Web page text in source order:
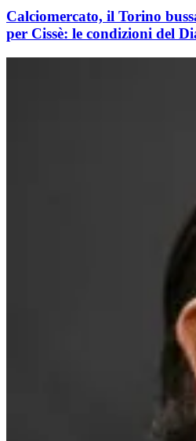
Calciomercato, il Torino
per Cissè: le condizioni del